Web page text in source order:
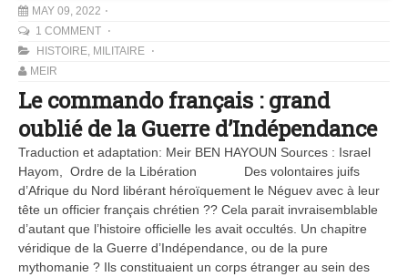
MAY 09, 2022
1 COMMENT
HISTOIRE, MILITAIRE
MEIR
Le commando français : grand
oublié de la Guerre d’Indépendance
Traduction et adaptation: Meir BEN HAYOUN Sources : Israel
Hayom, Ordre de la Libération Des volontaires juifs
d’Afrique du Nord libérant héroïquement le Néguev avec à leur
tête un officier français chrétien ?? Cela parait invraisemblable
d’autant que l’histoire officielle les avait occultés. Un chapitre
véridique de la Guerre d’Indépendance, ou de la pure
mythomanie ? Ils constituaient un corps étranger au sein des